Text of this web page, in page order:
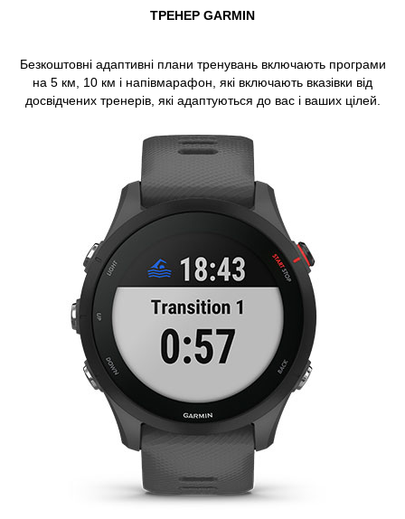
ТРЕНЕР GARMIN
Безкоштовні адаптивні плани тренувань включають програми
на 5 км, 10 км і напівмарафон, які включають вказівки від
досвідчених тренерів, які адаптуються до вас і ваших цілей.